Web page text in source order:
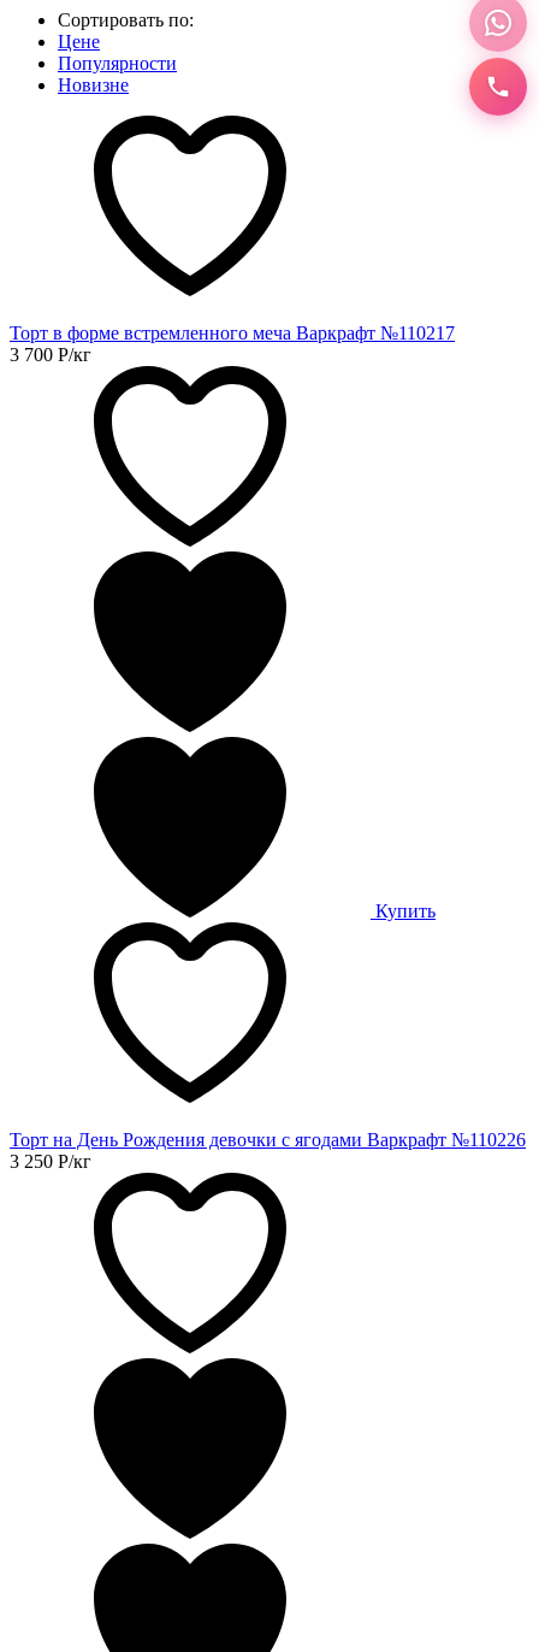
Сортировать по:
Цене
Популярности
Новизне
Торт в форме встремленного меча Варкрафт №110217
3 700 Р/кг
Купить
Торт на День Рождения девочки с ягодами Варкрафт №110226
3 250 Р/кг